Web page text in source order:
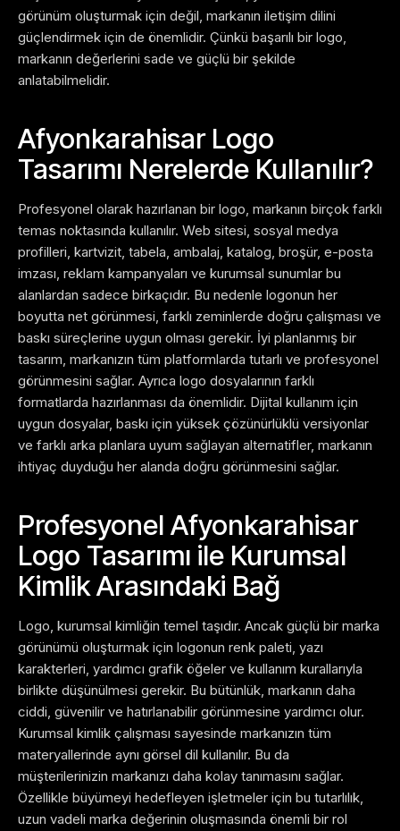
görünüm oluşturmak için değil, markanın iletişim dilini
güçlendirmek için de önemlidir. Çünkü başarılı bir logo,
markanın değerlerini sade ve güçlü bir şekilde
anlatabilmelidir.
Afyonkarahisar Logo
Tasarımı Nerelerde Kullanılır?
Profesyonel olarak hazırlanan bir logo, markanın birçok farklı
temas noktasında kullanılır. Web sitesi, sosyal medya
profilleri, kartvizit, tabela, ambalaj, katalog, broşür, e-posta
imzası, reklam kampanyaları ve kurumsal sunumlar bu
alanlardan sadece birkaçıdır. Bu nedenle logonun her
boyutta net görünmesi, farklı zeminlerde doğru çalışması ve
baskı süreçlerine uygun olması gerekir. İyi planlanmış bir
tasarım, markanızın tüm platformlarda tutarlı ve profesyonel
görünmesini sağlar. Ayrıca logo dosyalarının farklı
formatlarda hazırlanması da önemlidir. Dijital kullanım için
uygun dosyalar, baskı için yüksek çözünürlüklü versiyonlar
ve farklı arka planlara uyum sağlayan alternatifler, markanın
ihtiyaç duyduğu her alanda doğru görünmesini sağlar.
Profesyonel Afyonkarahisar
Logo Tasarımı ile Kurumsal
Kimlik Arasındaki Bağ
Logo, kurumsal kimliğin temel taşıdır. Ancak güçlü bir marka
görünümü oluşturmak için logonun renk paleti, yazı
karakterleri, yardımcı grafik öğeler ve kullanım kurallarıyla
birlikte düşünülmesi gerekir. Bu bütünlük, markanın daha
ciddi, güvenilir ve hatırlanabilir görünmesine yardımcı olur.
Kurumsal kimlik çalışması sayesinde markanızın tüm
materyallerinde aynı görsel dil kullanılır. Bu da
müşterilerinizin markanızı daha kolay tanımasını sağlar.
Özellikle büyümeyi hedefleyen işletmeler için bu tutarlılık,
uzun vadeli marka değerinin oluşmasında önemli bir rol